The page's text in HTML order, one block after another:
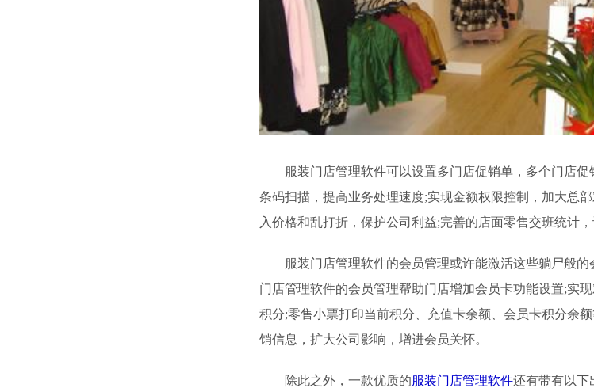
服装门店管理软件可以设置多门店促销单，多个门店促
条码扫描，提高业务处理速度;实现金额权限控制，加大总
入价格和乱打折，保护公司利益;完善的店面零售交班统计
服装门店管理软件的会员管理或许能激活这些躺尸般的
门店管理软件的会员管理帮助门店增加会员卡功能设置;实
积分;零售小票打印当前积分、充值卡余额、会员卡积分余
销信息，扩大公司影响，增进会员关怀。
除此之外，一款优质的服装门店管理软件还有带有以下